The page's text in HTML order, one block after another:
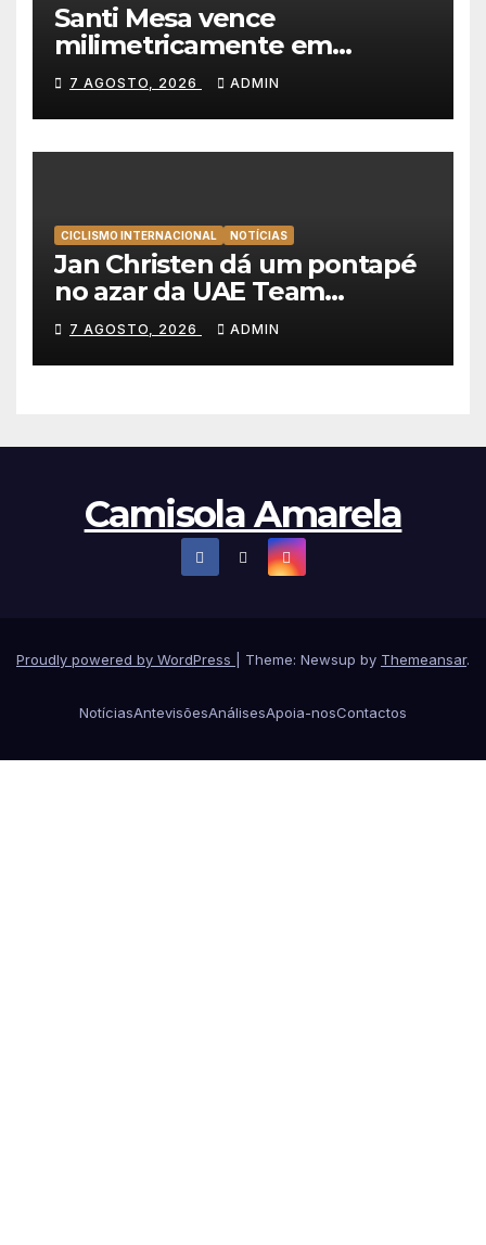
Santi Mesa vence
milimetricamente em
Albufeira, Rui Oliveira
mantém a amarela da Volta a
Portugal
7 AGOSTO, 2026 ADMIN
CICLISMO INTERNACIONAL NOTÍCIAS
Jan Christen dá um pontapé
no azar da UAE Team
Emirates e vence na Volta a
Polónia
7 AGOSTO, 2026 ADMIN
Camisola Amarela
Proudly powered by WordPress Theme: Newsup by Themeansar.
NotíciasAntevisõesAnálisesApoia-nosContactos